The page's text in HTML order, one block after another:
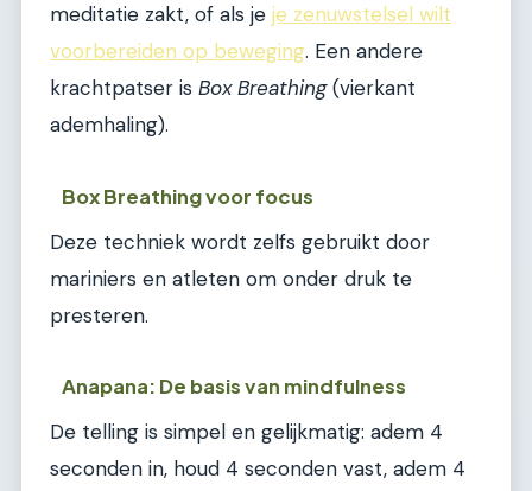
meditatie zakt, of als je je zenuwstelsel wilt
voorbereiden op beweging. Een andere
krachtpatser is Box Breathing(vierkant
ademhaling).
Box Breathing voor focus
Deze techniek wordt zelfs gebruikt door
mariniers en atleten om onder druk te
presteren.
Anapana: De basis van mindfulness
De telling is simpel en gelijkmatig: adem 4
seconden in, houd 4 seconden vast, adem 4